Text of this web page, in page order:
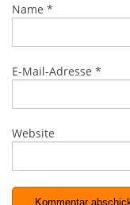
Name *
E-Mail-Adresse *
Website